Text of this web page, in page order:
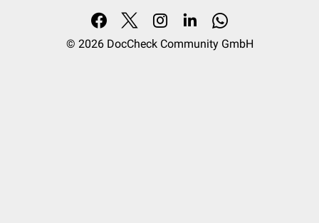
© 2026 DocCheck Community GmbH